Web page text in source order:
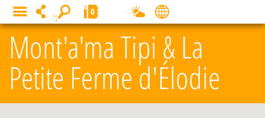
Mont'a'ma Tipi & La
Petite Ferme d'Élodie
MENU 0
Panneau de gestion des cookies